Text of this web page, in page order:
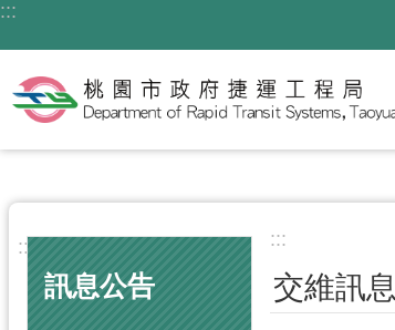
跳到主要內容區塊
:::
:::
訊息公告
:::
交維訊息